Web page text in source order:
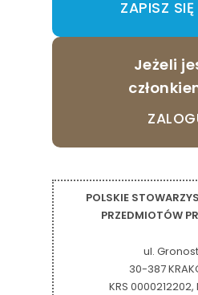
ZAPISZ
Jeżeli
POLSKIE
PRZEDMIOTÓW
ul.
30-387
KRS